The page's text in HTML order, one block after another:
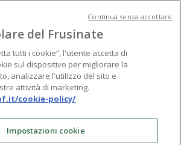
del Frusinate
tutti i cookie”, l'utente accetta di
sul dispositivo per migliorare la
analizzare l'utilizzo del sito e
attività di marketing.
cookie-policy/
Impostazioni cookie
Continua senza accettare